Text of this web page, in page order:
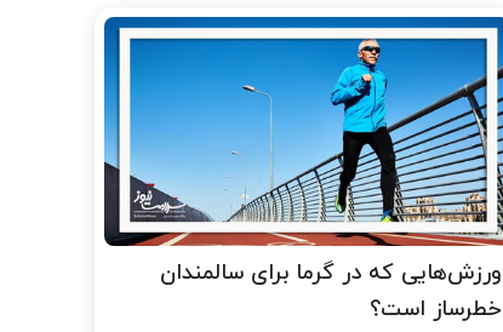
ورزش‌هایی که در گرما برای سالمندان
خطرساز است؟